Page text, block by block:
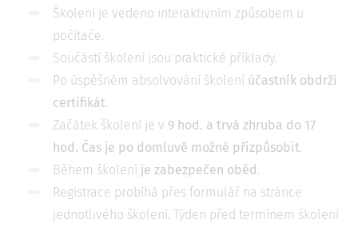
Školení je vedeno interaktivním způsobem u
počítače.
Součástí školení jsou praktické příklady.
Po úspěšném absolvování školení účastník obdrží
certifikát.
Začátek školení je v 9 hod. a trvá zhruba do 17
hod. Čas je po domluvě možné přizpůsobit.
Během školení je zabezpečen oběd .
Registrace probíhá přes formulář na stránce
jednotlivého školení. Týden před termínem školení